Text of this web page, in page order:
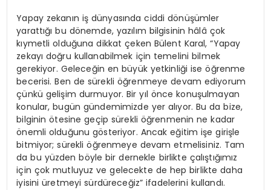
Yapay zekanın iş dünyasında ciddi dönüşümler
yarattığı bu dönemde, yazılım bilgisinin hâlâ çok
kıymetli olduğuna dikkat çeken Bülent Karal, “Yapay
zekayı doğru kullanabilmek için temelini bilmek
gerekiyor. Geleceğin en büyük yetkinliği ise öğrenme
becerisi. Ben de sürekli öğrenmeye devam ediyorum
çünkü gelişim durmuyor. Bir yıl önce konuşulmayan
konular, bugün gündemimizde yer alıyor. Bu da bize,
bilginin ötesine geçip sürekli öğrenmenin ne kadar
önemli olduğunu gösteriyor. Ancak eğitim işe girişle
bitmiyor; sürekli öğrenmeye devam etmelisiniz. Tam
da bu yüzden böyle bir dernekle birlikte çalıştığımız
için çok mutluyuz ve gelecekte de hep birlikte daha
iyisini üretmeyi sürdüreceğiz” ifadelerini kullandı.